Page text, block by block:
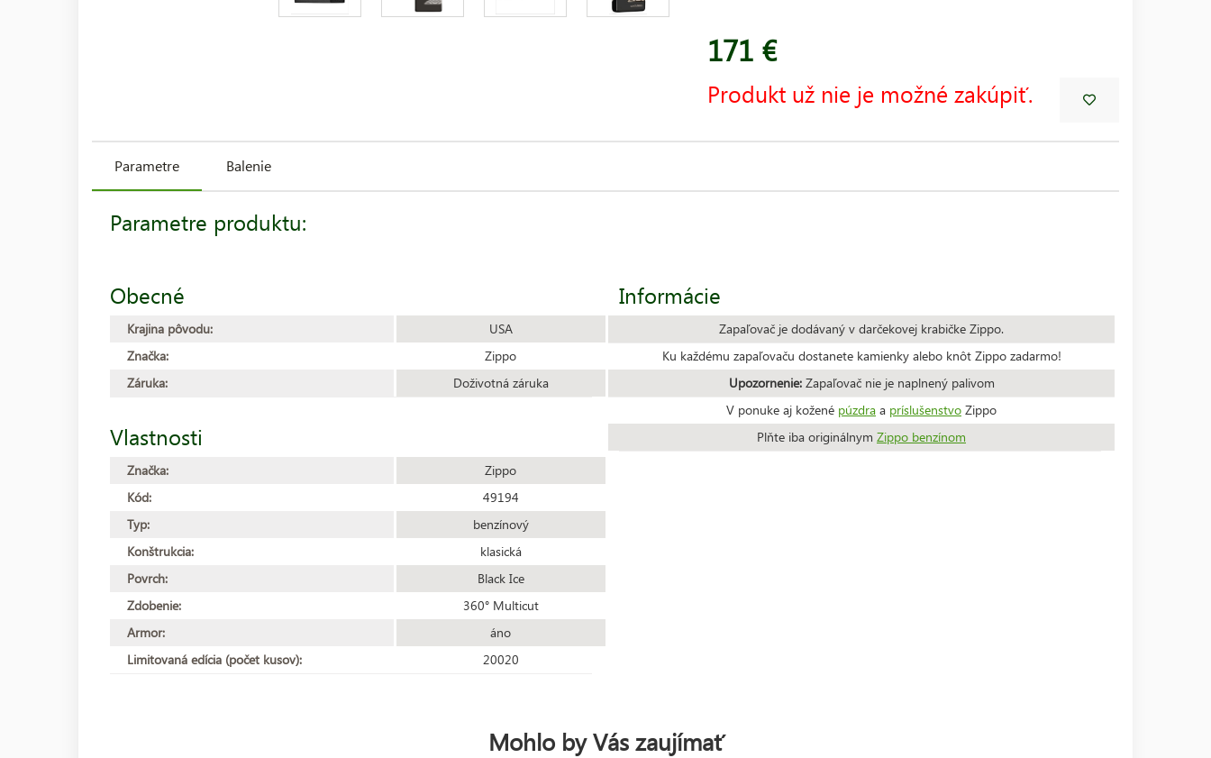
171 €
Produkt už nie je možné zakúpiť.
Parametre Balenie
Parametre produktu:
Obecné
Krajina pôvodu:
USA
Značka:
Zippo
Záruka:
Doživotná záruka
Vlastnosti
Značka:
Zippo
Kód:
49194
Typ:
benzínový
Konštrukcia:
klasická
Povrch:
Black Ice
Zdobenie:
360° Multicut
Armor:
áno
Limitovaná edícia (počet kusov):
20020
Informácie
Zapaľovač je dodávaný v darčekovej krabičke Zippo.
Ku každému zapaľovaču dostanete kamienky alebo knôt Zippo zadarmo!
Upozornenie:Zapaľovač nie je naplnený palivom
V ponuke aj kožené púzdra a príslušenstvo Zippo
Plňte iba originálnym Zippo benzínom
Mohlo by Vás zaujímať